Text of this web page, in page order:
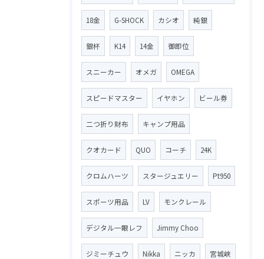
18金 G-SHOCK カシオ 純銀
銀杯 K14 14金 御即位
スニーカー オメガ OMEGA
スピードマスター イヤホン ビール券
二つ折り財布 キャンプ用品
クオカード QUO コーチ 24K
クロムハーツ スタージュエリー Pt950
スポーツ用品 LV モンクレール
デジタル一眼レフ Jimmy Choo
ジミーチュウ Nikka ニッカ 宮城峡